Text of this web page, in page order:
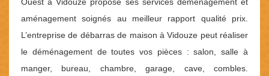
aménagement soignés au meilleur rapport qualité prix.
L’entreprise de débarras de maison à Vidouze peut réaliser
le déménagement de toutes vos pièces : salon, salle à
manger, bureau, chambre, garage, cave, combles.